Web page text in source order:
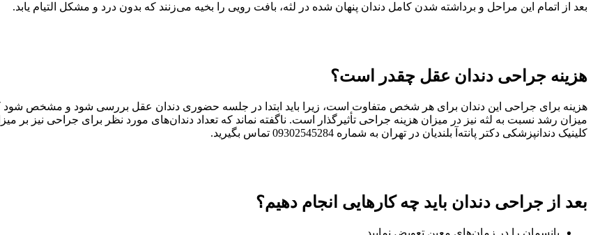
بعد از اتمام این مراحل و برداشته شدن کامل دندان پنهان شده در لثه، بافت رویی را بخیه می‌زنند که بدون درد و مشکل التیام یابد.
هزینه جراحی دندان عقل چقدر است؟
هزینه برای جراحی این دندان برای هر شخص متفاوت است، زیرا باید ابتدا در جلسه حضوری دندان عقل بررسی شود و مشخص شود
میزان رشد نسبت به لثه نیز در میزان هزینه جراحی تأثیرگذار است. ناگفته نماند که تعداد دندان‌های مورد نظر برای جراحی نیز بر
کلینیک دندانپزشکی دکتر پانته‌آ بلندیان در تهران به شماره 09302545284 تماس بگیرید.
بعد از جراحی دندان باید چه کارهایی انجام دهیم؟
پانسمان را در زمان‌های معین تعویض نمایید.